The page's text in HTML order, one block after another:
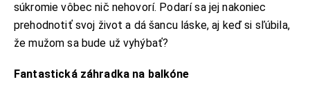
súkromie vôbec nič nehovorí. Podarí sa jej nakoniec
prehodnotiť svoj život a dá šancu láske, aj keď si sľúbila,
že mužom sa bude už vyhýbať?
Fantastická záhradka na balkóne